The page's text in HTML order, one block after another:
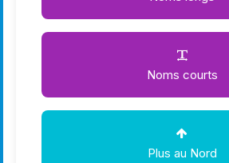
Noms courts
Plus au Nord